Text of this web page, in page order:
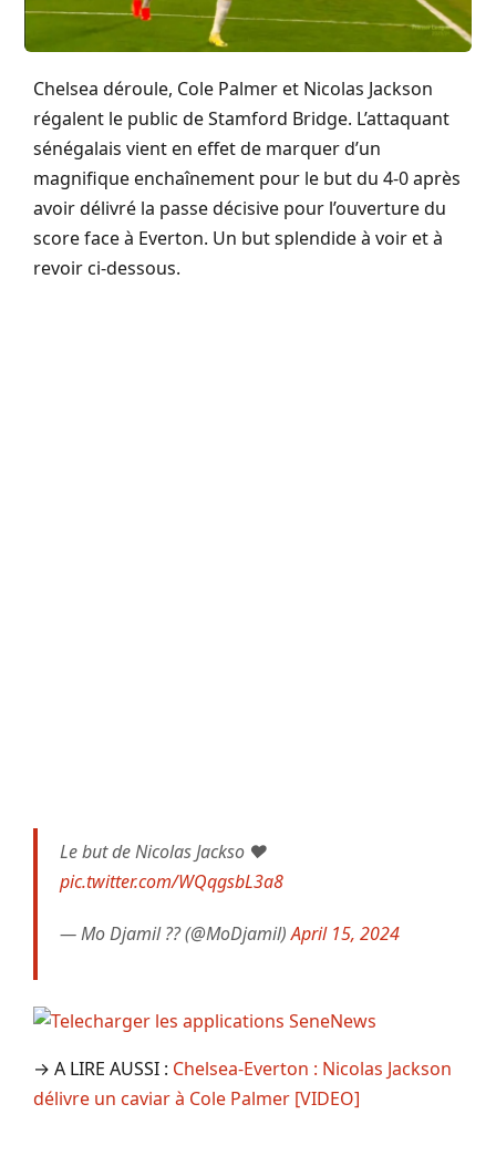
Chelsea déroule, Cole Palmer et Nicolas Jackson
régalent le public de Stamford Bridge. L’attaquant
sénégalais vient en effet de marquer d’un
magnifique enchaînement pour le but du 4-0 après
avoir délivré la passe décisive pour l’ouverture du
score face à Everton. Un but splendide à voir et à
revoir ci-dessous.
Le but de Nicolas Jackso ❤️
pic.twitter.com/WQqgsbL3a8
— Mo Djamil ?? (@MoDjamil)April 15, 2024
→ A LIRE AUSSI : Chelsea-Everton : Nicolas Jackson
délivre un caviar à Cole Palmer [VIDEO]